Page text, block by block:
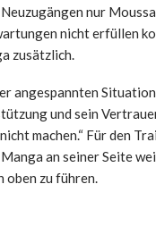
nur
nicht erfüllen
zusätzlich.
angespannten
und sein
machen.“ Für den
an seiner Seite
oben zu führen.